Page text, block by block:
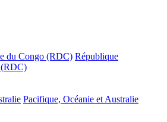
du Congo (RDC) République
(RDC)
Pacifique, Océanie et Australie